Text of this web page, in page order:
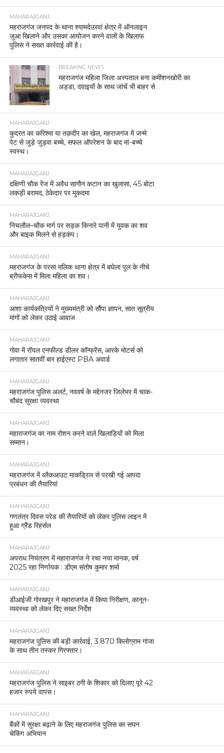
MAHARAJGANJ
महराजगंज जनपद के थाना श्यामदेउरवां क्षेत्र में ऑनलाइन
जुआ खिलाने और उसका आयोजन करने वालों के खिलाफ
पुलिस ने सख्त कार्रवाई की है।
BREAKING NEWS
महराजगंज महिला जिला अस्पताल बना कमीशनखोरी का
अड्डा, दवाइयों के साथ जांचें भी बाहर से
MAHARAJGANJ
कुदरत का करिश्मा या तक़दीर का खेल, महराजगंज में जन्मे
पेट से जुड़े जुड़वा बच्चे, सफल ऑपरेशन के बाद मां-बच्चे
स्वस्थ।
MAHARAJGANJ
दक्षिणी चौक रेंज में अवैध सागौन कटान का खुलासा, 45 बोटा
लकड़ी बरामद, ठेकेदार पर मुकदमा
MAHARAJGANJ
निचलौल–चौक मार्ग पर सड़क किनारे पानी में युवक का शव
और बाइक मिलने से हड़कंप।
MAHARAJGANJ
महराजगंज के परसा मलिक थाना क्षेत्र में बघेला पुल के नीचे
ब्रीफकेस में मिला महिला का शव।
MAHARAJGANJ
आशा कार्यकत्रियों ने मुख्यमंत्री को सौंपा ज्ञापन, सात सूत्रीय
मांगों को लेकर उठाई आवाज
MAHARAJGANJ
गोवा में रॉयल एनफील्ड डीलर कॉन्फ्रेंस, आरके मोटर्स को
लगातार सातवीं बार हाईएस्ट PBA अवार्ड
MAHARAJGANJ
महराजगंज पुलिस अलर्ट, नववर्ष के मद्देनजर जिलेभर में चाक-
चौबंद सुरक्षा व्यवस्था
MAHARAJGANJ
महाराजगंज का नाम रोशन करने वाले खिलाड़ियों को मिला
सम्मान।
MAHARAJGANJ
महराजगंज में ब्लैकआउट माकड्रिल से परखी गई आपदा
प्रबंधन की तैयारियां
MAHARAJGANJ
गणतंत्र दिवस परेड की तैयारियों को लेकर पुलिस लाइन में
हुआ ग्रैंड रिहर्सल
MAHARAJGANJ
अपराध नियंत्रण में महाराजगंज ने रचा नया मानक, वर्ष
2025 रहा निर्णायक : डीएम संतोष कुमार शर्मा
MAHARAJGANJ
डीआईजी गोरखपुर ने महाराजगंज में किया निरीक्षण, कानून-
व्यवस्था को लेकर दिए सख्त निर्देश
MAHARAJGANJ
महराजगंज पुलिस की बड़ी कार्रवाई, 3.870 किलोग्राम गांजा
के साथ तीन तस्कर गिरफ्तार।
MAHARAJGANJ
महराजगंज पुलिस ने साइबर ठगी के शिकार को दिलाए पूरे 42
हजार रुपये वापस।
MAHARAJGANJ
बैंकों में सुरक्षा बढ़ाने के लिए महराजगंज पुलिस का सघन
चेकिंग अभियान